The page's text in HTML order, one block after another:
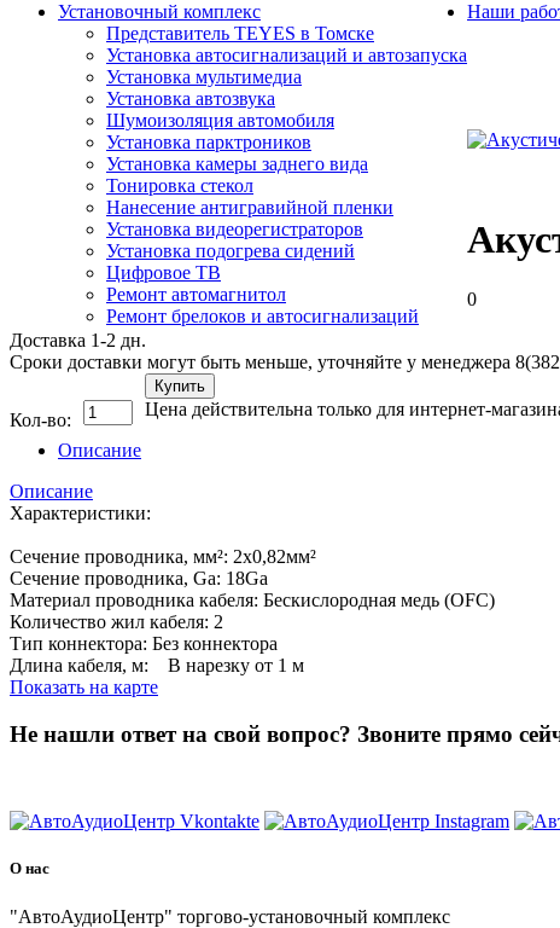
Установочный комплекс
Представитель TEYES в Томске
Установка автосигнализаций и автозапуска
Установка мультимедиа
Установка автозвука
Шумоизоляция автомобиля
Установка парктроников
Установка камеры заднего вида
Тонировка стекол
Нанесение антигравийной пленки
Установка видеорегистраторов
Установка подогрева сидений
Цифровое ТВ
Ремонт автомагнитол
Ремонт брелоков и автосигнализаций
Наши
0
Доставка 1-2 дн.
Сроки доставки могут быть меньше, уточняйте у менеджера
Кол-во:
Купить
Цена действительна только для интернет-
Описание
Описание
Характеристики:
Сечение проводника, мм²: 2х0,82мм²
Сечение проводника, Ga: 18Ga
Материал проводника кабеля: Бескислородная медь (OFC)
Количество жил кабеля: 2
Тип коннектора: Без коннектора
Длина кабеля, м: В нарезку от 1 м
Показать на карте
Не нашли ответ на свой вопрос? Звоните прямо
О нас
"АвтоАудиоЦентр" торгово-установочный комплекс